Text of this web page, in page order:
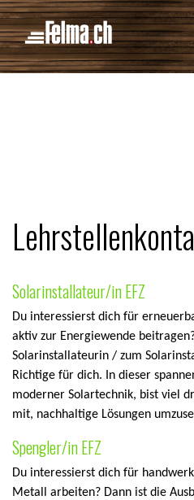
Solarinstallateur/in EFZ
Du interessierst dich für
aktiv zur Energiewende
Solarinstallateurin / zum
Richtige für dich. In dieser
moderner Solartechnik, bist viel
mit, nachhaltige Lösungen
Spengler/in EFZ
Du interessierst dich für
Metall arbeiten? Dann ist die
Cookie-Einstellungen